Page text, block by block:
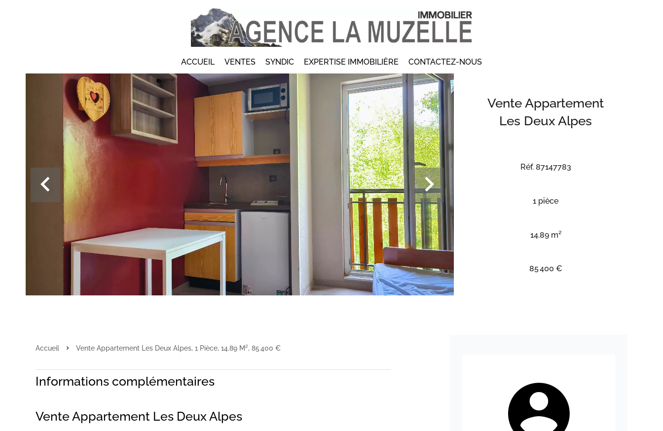
ACCUEIL VENTES SYNDIC EXPERTISE IMMOBILIÈRE CONTACTEZ-NOUS
Vente Appartement
Les Deux Alpes
Réf. 87147783
1 pièce
14.89 m²
85 400 €
Accueil Vente Appartement Les Deux Alpes, 1 Pièce, 14.89 M², 85 400 €
Informations complémentaires
Vente Appartement Les Deux Alpes